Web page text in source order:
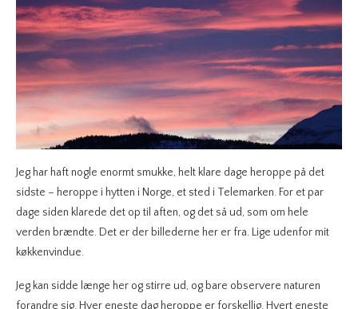
Jeg har haft nogle enormt smukke, helt klare dage heroppe på det
sidste – heroppe i hytten i Norge, et sted i Telemarken. For et par
dage siden klarede det op til aften, og det så ud, som om hele
verden brændte. Det er der billederne her er fra. Lige udenfor mit
køkkenvindue.
Jeg kan sidde længe her og stirre ud, og bare observere naturen
forandre sig. Hver eneste dag heroppe er forskellig. Hvert eneste